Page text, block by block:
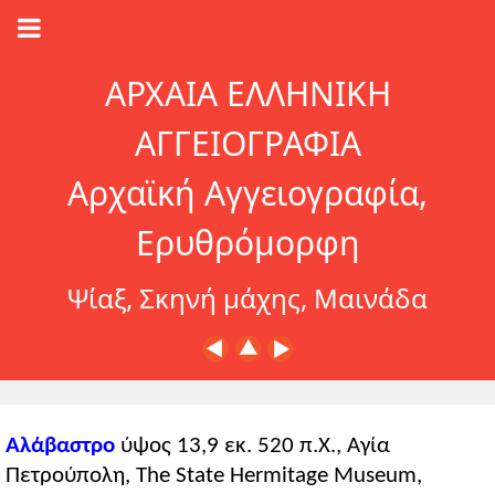
ΑΡΧΑΙΑ ΕΛΛΗΝΙΚΗ
ΑΓΓΕΙΟΓΡΑΦΙΑ
Αρχαϊκή Αγγειογραφία,
Ερυθρόμορφη
Ψίαξ, Σκηνή μάχης, Μαινάδα
Αλάβαστρο ύψος 13,9 εκ. 520 π.Χ., Αγία
Πετρούπολη, The State Hermitage Museum,